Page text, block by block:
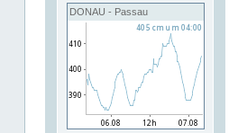
DONAU - Passau